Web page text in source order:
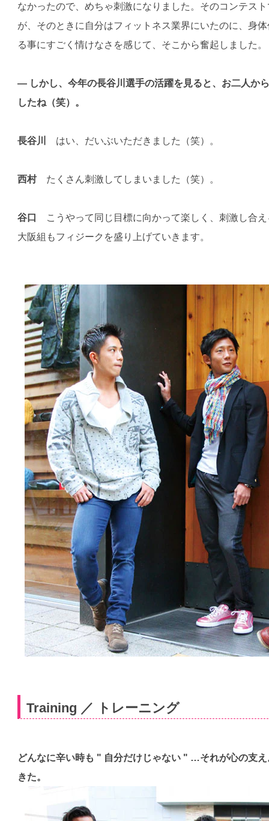
なかったので、めちゃ刺激になりました。そのコンテス
が、そのときに自分はフィットネス業界にいたのに、身
る事にすごく情けなさを感じて、そこから奮起しました。
— しかし、今年の長谷川選手の活躍を見ると、お二人か
したね（笑）。
長谷川 はい、だいぶいただきました（笑）。
西村たくさん刺激してしまいました（笑）。
谷口
こうやって同じ目標に向かって楽しく、刺激し合
大阪組もフィジークを盛り上げていきます。
Training ／ トレーニング
どんなに辛い時も " 自分だけじゃない " …それが心の支
きた。